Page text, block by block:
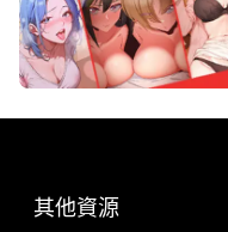
其他資源